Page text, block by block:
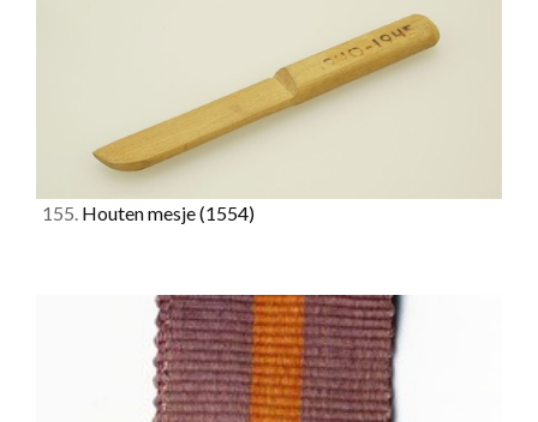
155. Houten mesje(1554)